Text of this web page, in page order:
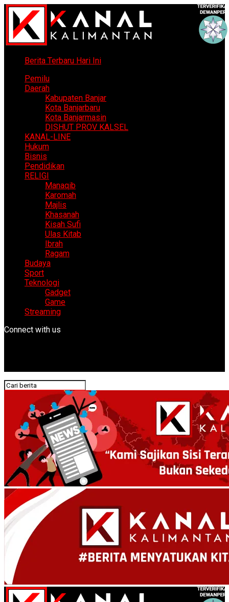
Berita Terbaru Hari Ini
Pemilu
Daerah
Kabupaten Banjar
Kota Banjarbaru
Kota Banjarmasin
DISHUT PROV KALSEL
KANAL-LINE
Hukum
Bisnis
Pendidikan
RELIGI
Manaqib
Karomah
Majlis
Khasanah
Kisah Sufi
Ulas Kitab
Ibrah
Ragam
Budaya
Sport
Teknologi
Gadget
Game
Streaming
Connect with us